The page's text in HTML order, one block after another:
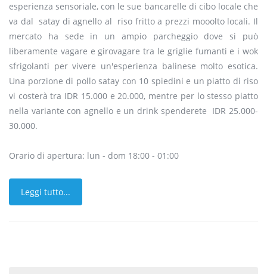
esperienza sensoriale, con le sue bancarelle di cibo locale che
va dal satay di agnello al riso fritto a prezzi mooolto locali. Il
mercato ha sede in un ampio parcheggio dove si può
liberamente vagare e girovagare tra le griglie fumanti e i wok
sfrigolanti per vivere un'esperienza balinese molto esotica.
Una porzione di pollo satay con 10 spiedini e un piatto di riso
vi costerà tra IDR 15.000 e 20.000, mentre per lo stesso piatto
nella variante con agnello e un drink spenderete IDR 25.000-
30.000.
Orario di apertura: lun - dom 18:00 - 01:00
Leggi tutto...